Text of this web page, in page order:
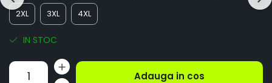
2XL 3XL 4XL
IN STOC
Adauga in cos